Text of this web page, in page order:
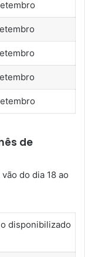
de
do dia 18 ao
disponibilizado